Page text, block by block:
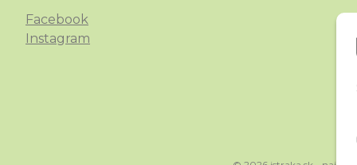
Facebook
Instagram